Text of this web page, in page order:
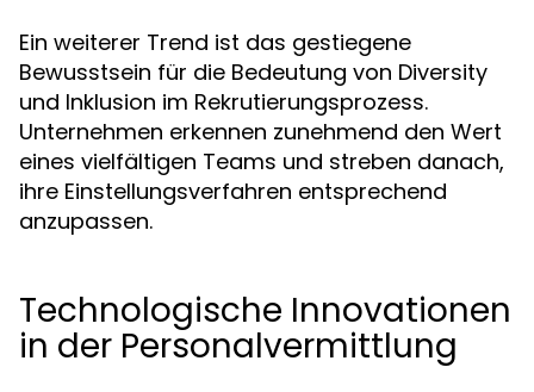
Ein weiterer Trend ist das gestiegene
Bewusstsein für die Bedeutung von Diversity
und Inklusion im Rekrutierungsprozess.
Unternehmen erkennen zunehmend den Wert
eines vielfältigen Teams und streben danach,
ihre Einstellungsverfahren entsprechend
anzupassen.
Technologische Innovationen
in der Personalvermittlung